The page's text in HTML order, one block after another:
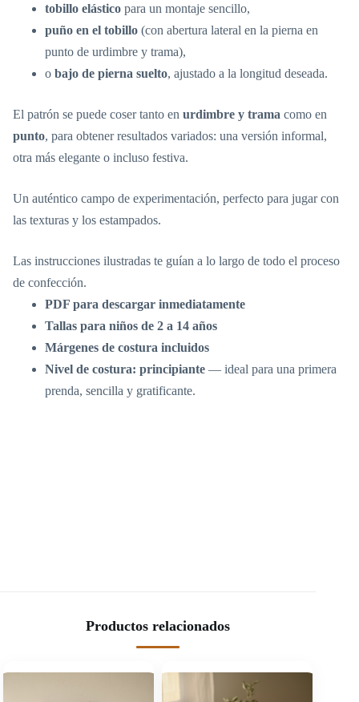
tobillo elástico para un montaje sencillo,
puño en el tobillo (con abertura lateral en la pierna en
punto de urdimbre y trama),
o bajo de pierna suelto, ajustado a la longitud deseada.
El patrón se puede coser tanto en urdimbre y trama como en
punto, para obtener resultados variados: una versión informal,
otra más elegante o incluso festiva.
Un auténtico campo de experimentación, perfecto para jugar con
las texturas y los estampados.
Las instrucciones ilustradas te guían a lo largo de todo el proceso
de confección.
PDF para descargar inmediatamente
Tallas para niños de 2 a 14 años
Márgenes de costura incluidos
Nivel de costura: principiante — ideal para una primera
prenda, sencilla y gratificante.
Productos relacionados